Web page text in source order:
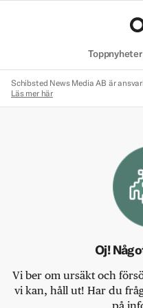
Toppnyheter
Schibsted News Media AB är
Läs mer här
Oj!
Vi ber om ursäkt och
vi kan, håll ut! Har du